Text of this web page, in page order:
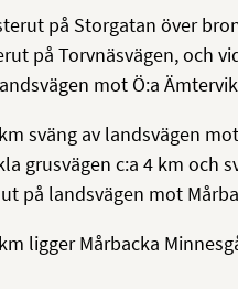
på Storgatan över
på Torvnäsvägen, och
mot Ö:a
sväng av landsvägen mot
grusvägen c:a 4 km och
på landsvägen mot
ligger Mårbacka